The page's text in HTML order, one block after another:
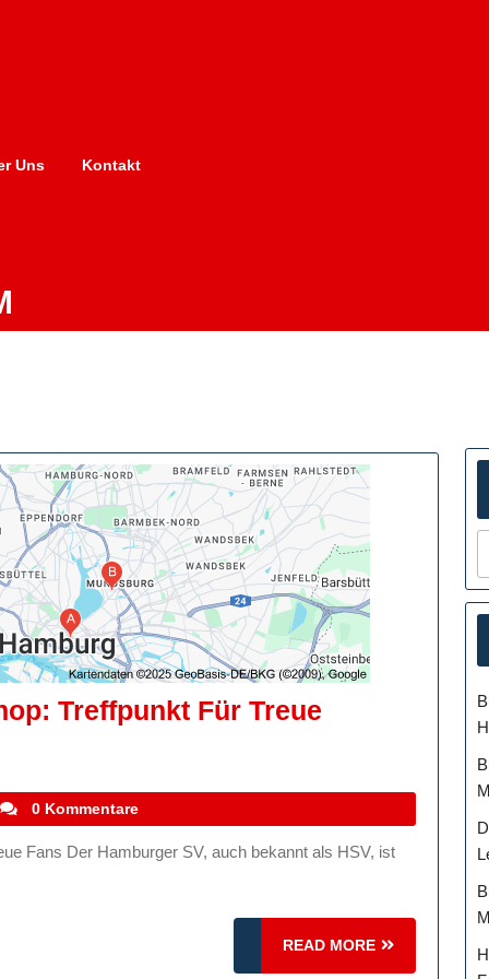
Uns Kontakt
Treffpunkt Für Treue
stefanocoletti
0 Kommentare
READ MORE
READ
MORE